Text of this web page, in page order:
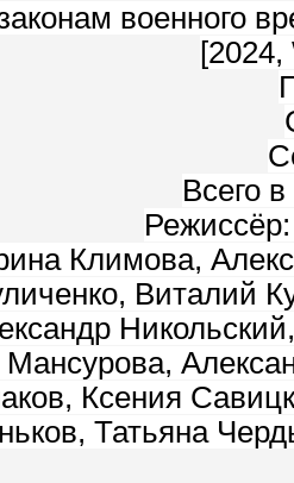
военного
Всего
Климова,
Виталий
Мансурова,
Ксения
Татьяна